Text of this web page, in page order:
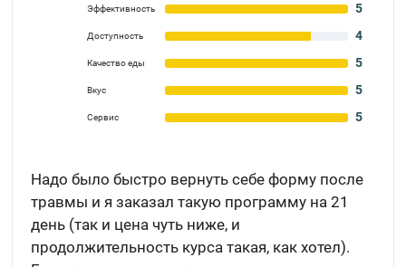
Эффективность 5
Доступность 4
Качество еды 5
Вкус 5
Сервис 5
Надо было быстро вернуть себе форму после
травмы и я заказал такую программу на 21
день (так и цена чуть ниже, и
продолжительность курса такая, как хотел).